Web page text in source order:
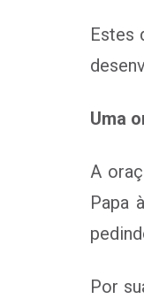
Estes
Uma
A
Papa
Por